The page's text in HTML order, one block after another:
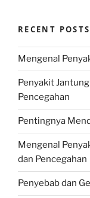
RECENT POSTS
Mengenal
Penyakit
Pencegahan
Pentingnya
Mengenal
dan Pencegahan
Penyebab dan